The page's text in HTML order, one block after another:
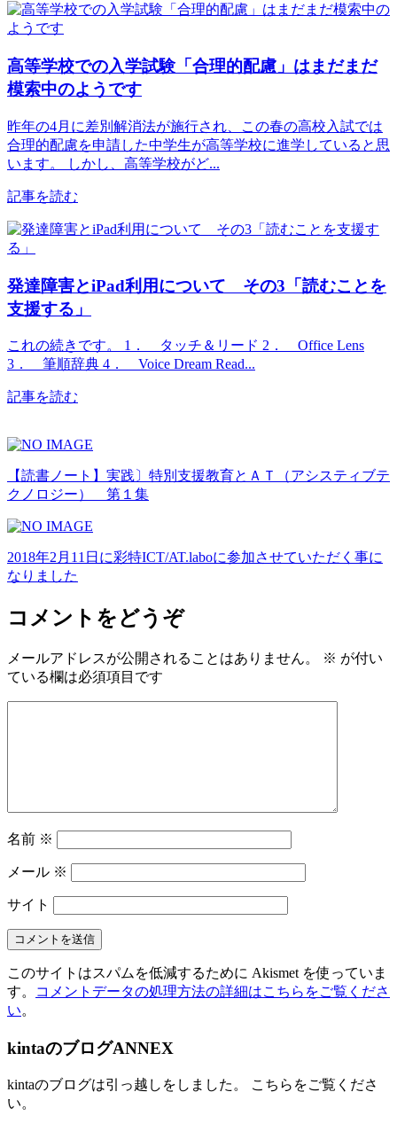
高等学校での入学試験「合理的配慮」はまだまだ
模索中のようです
昨年の4月に差別解消法が施行され、この春の高校入試では
合理的配慮を申請した中学生が高等学校に進学していると思
います。 しかし、高等学校がど...
記事を読む
発達障害とiPad利用について その3「読むことを
支援する」
これの続きです。 1． タッチ＆リード 2． Office Lens
3． 筆順辞典 4． Voice Dream Read...
記事を読む
【読書ノート】実践〕特別支援教育とＡＴ（アシスティブテ
クノロジー） 第１集
2018年2月11日に彩特ICT/AT.laboに参加させていただく事に
なりました
コメントをどうぞ
メールアドレスが公開されることはありません。 ※ が付い
ている欄は必須項目です
名前 ※
メール ※
サイト
このサイトはスパムを低減するために Akismet を使っていま
す。
コメントデータの処理方法の詳細はこちらをご覧くださ
い。
kintaのブログANNEX
kintaのブログは引っ越しをしました。 こちらをご覧くださ
い。